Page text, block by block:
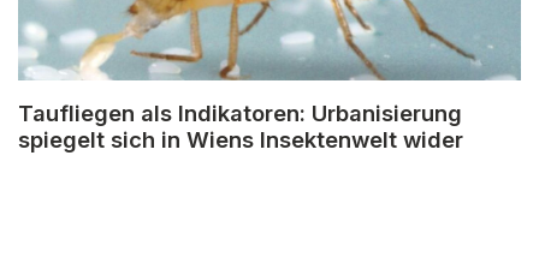
Taufliegen als Indikatoren: Urbanisierung
spiegelt sich in Wiens Insektenwelt wider